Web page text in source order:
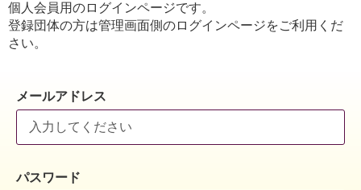
個人会員用のログインページです。
登録団体の方は管理画面側のログインページをご利用くだ
さい。
メールアドレス
パスワード